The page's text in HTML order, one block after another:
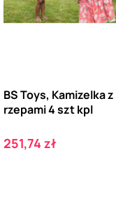
BS Toys, Kamizelka z
rzepami 4 szt kpl
Cena
251,74 zł